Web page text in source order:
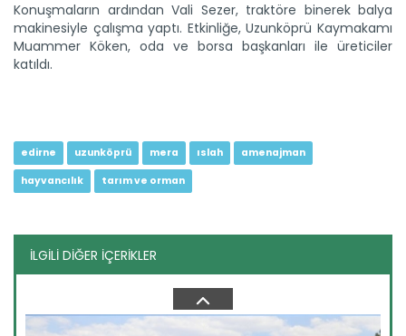
Konuşmaların ardından Vali Sezer, traktöre binerek balya
makinesiyle çalışma yaptı. Etkinliğe, Uzunköprü Kaymakamı
Muammer Köken, oda ve borsa başkanları ile üreticiler
katıldı.
edirne uzunköprü mera ıslah amenajman
hayvancılık tarım ve orman
İLGİLİ DİĞER İÇERİKLER
Edirne’de alternatif üretim...
Edirne'nin Meriç ilçesinde ilk kez muhabbet kuşu yemi ekimi...
Ayçiçeği üretimi destekle...
Aksaray'ın Eskil ilçesinde ayçiçeği üretimi, planlı üretim
Devamını Oku ->